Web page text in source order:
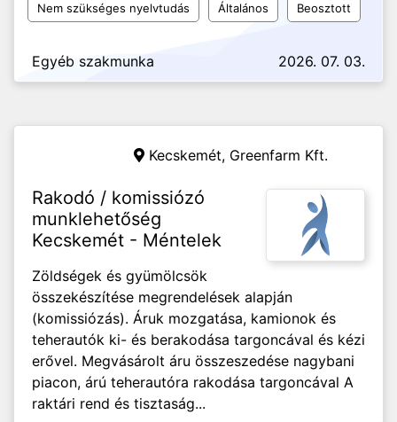
Nem szükséges nyelvtudás Általános Beosztott
Egyéb szakmunka 2026. 07. 03.
Kecskemét, Greenfarm Kft.
Rakodó / komissiózó
munklehetőség
Kecskemét - Méntelek
Zöldségek és gyümölcsök
összekészítése megrendelések alapján
(komissiózás). Áruk mozgatása, kamionok és
teherautók ki- és berakodása targoncával és kézi
erővel. Megvásárolt áru összeszedése nagybani
piacon, árú teherautóra rakodása targoncával A
raktári rend és tisztaság...